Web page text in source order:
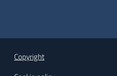
Copyright